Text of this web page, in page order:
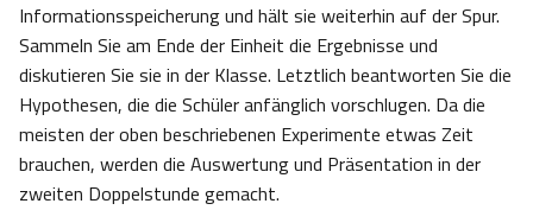
Informationsspeicherung und hält sie weiterhin auf der Spur.
Sammeln Sie am Ende der Einheit die Ergebnisse und
diskutieren Sie sie in der Klasse. Letztlich beantworten Sie die
Hypothesen, die die Schüler anfänglich vorschlugen. Da die
meisten der oben beschriebenen Experimente etwas Zeit
brauchen, werden die Auswertung und Präsentation in der
zweiten Doppelstunde gemacht.